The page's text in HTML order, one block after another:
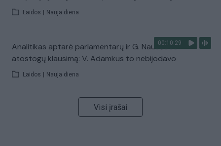
Laidos Nauja diena
00:10:29
Analitikas aptarė parlamentarų ir G. Nausėdos
atostogų klausimą: V. Adamkus to nebijodavo
Laidos Nauja diena
Visi įrašai